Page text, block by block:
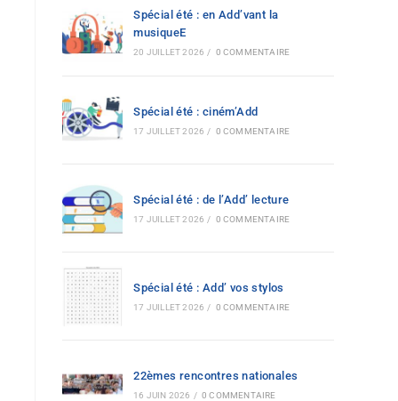
Spécial été : en Add’vant la
musiqueE
20 JUILLET 2026 / 0 COMMENTAIRE
Spécial été : ciném’Add
17 JUILLET 2026 / 0 COMMENTAIRE
Spécial été : de l’Add’ lecture
17 JUILLET 2026 / 0 COMMENTAIRE
Spécial été : Add’ vos stylos
17 JUILLET 2026 / 0 COMMENTAIRE
22èmes rencontres nationales
16 JUIN 2026 / 0 COMMENTAIRE